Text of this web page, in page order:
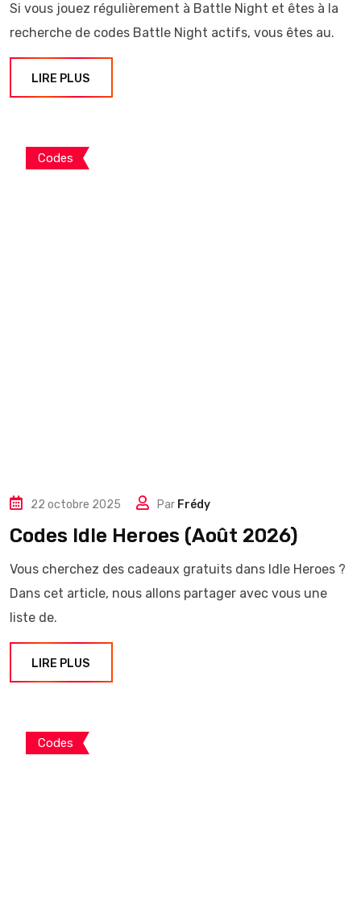
Si vous jouez régulièrement à Battle Night et êtes à la
recherche de codes Battle Night actifs, vous êtes au.
LIRE PLUS
Codes
22 octobre 2025 Par Frédy
Codes Idle Heroes (Août 2026)
Vous cherchez des cadeaux gratuits dans Idle Heroes ?
Dans cet article, nous allons partager avec vous une
liste de.
LIRE PLUS
Codes